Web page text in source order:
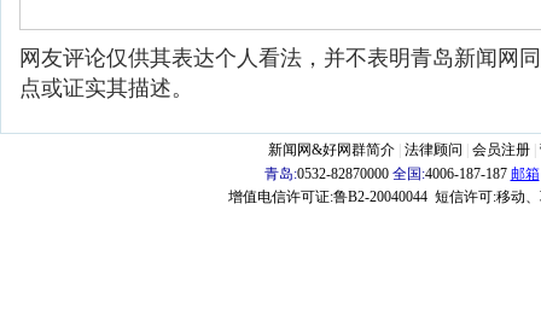
网友评论仅供其表达个人看法，并不表明青岛新闻网
点或证实其描述。